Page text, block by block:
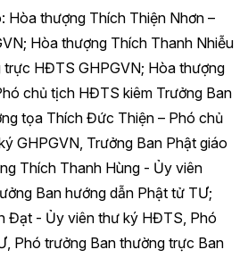
Hòa thượng Thích Thiện Nhơn –
Hòa thượng Thích Thanh Nhiễu
HĐTS GHPGVN; Hòa thượng
chủ tịch HĐTS kiêm Trưởng Ban
tọa Thích Đức Thiện – Phó chủ
GHPGVN, Trưởng Ban Phật giáo
Thích Thanh Hùng - Ủy viên
Ban hướng dẫn Phật tử TƯ;
Đạt - Ủy viên thư ký HĐTS, Phó
Phó trưởng Ban thường trực Ban